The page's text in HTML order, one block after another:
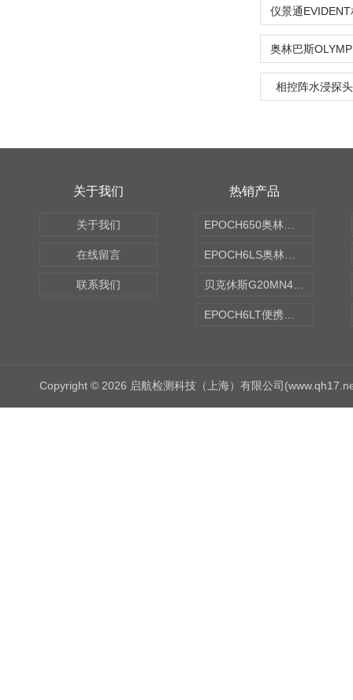
相控阵水浸探
关于我们
关于我们
在线留言
联系我们
热销产品
Copyright © 2026 启航检测科技（上海）有限公司